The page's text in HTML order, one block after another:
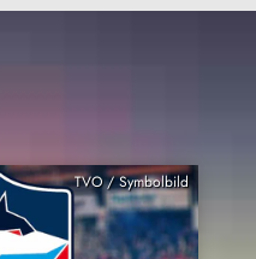
TVO / Symbolbild